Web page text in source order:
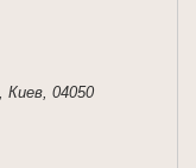
Киев, 04050